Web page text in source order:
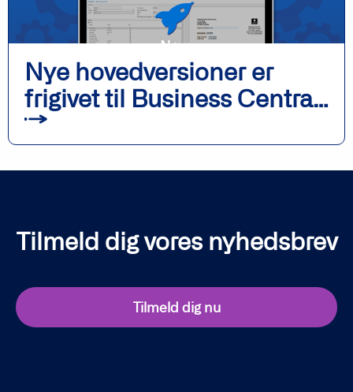
Nye hovedversioner er
frigivet til Business Central
og fob-baserede versioner
Tilmeld dig vores nyhedsbrev
Tilmeld dig nu